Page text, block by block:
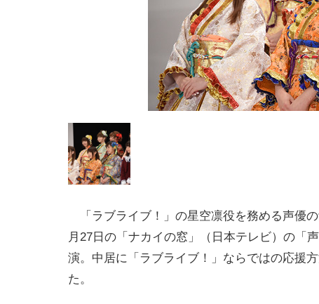
「ラブライブ！」の星空凛役を務める声優
月27日の「ナカイの窓」（日本テレビ）の「
演。中居に「ラブライブ！」ならではの応援
た。